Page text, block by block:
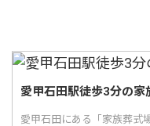
愛甲石田駅徒歩3分の家
愛甲石田にある「家族葬式